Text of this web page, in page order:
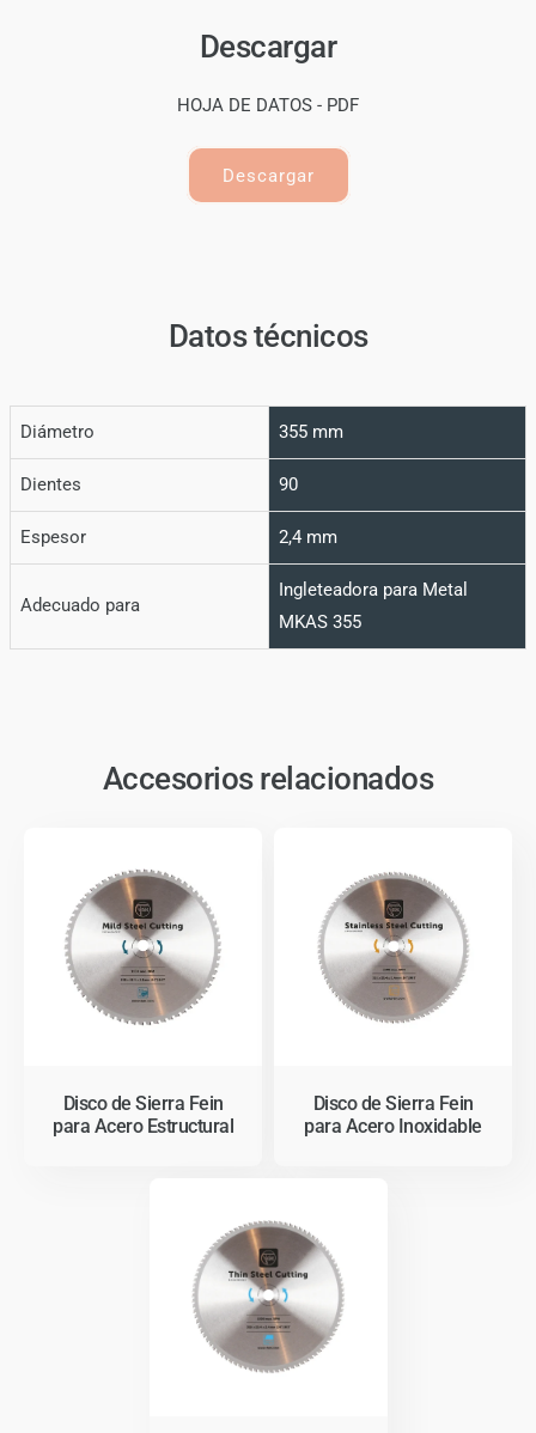
Descargar
HOJA DE DATOS - PDF
Descargar
Datos técnicos
Diámetro 355 mm
Dientes 90
Espesor 2,4 mm
Adecuado para
Ingleteadora para Metal
MKAS 355
Accesorios relacionados
Disco de Sierra Fein
para Acero Estructural
Disco de Sierra Fein
para Acero Inoxidable